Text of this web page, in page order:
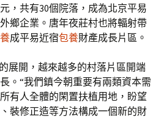
，共有30個院落，成為北京平易
鄉企業。唐年夜莊村也將輻射帶
成平易近宿包養財產成長片區。
展開，越來越多的村落片區開端
。“我們鎮今朝重要有兩類資本需
有人全體的閑置扶植用地，盼望
裝修正造等方法構成一個新的財